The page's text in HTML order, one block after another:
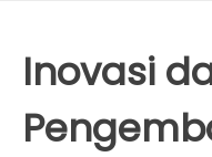
Inovasi